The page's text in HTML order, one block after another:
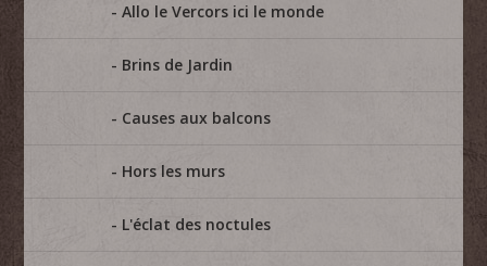
Allo le Vercors ici le monde
Brins de Jardin
Causes aux balcons
Hors les murs
L'éclat des noctules